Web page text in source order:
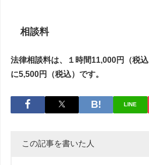
相談料
法律相談料は、１時間11,000円（税
に5,500円（税込）です。
LINE
この記事を書いた人